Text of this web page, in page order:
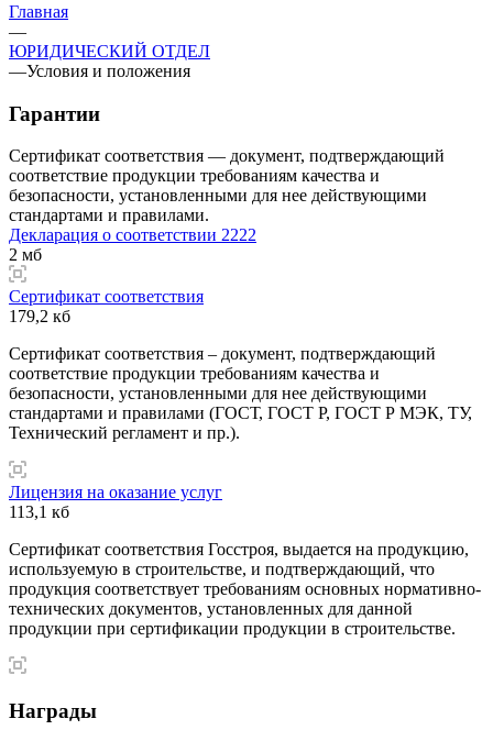
Главная
—
ЮРИДИЧЕСКИЙ ОТДЕЛ
—Условия и положения
Гарантии
Сертификат соответствия — документ, подтверждающий
соответствие продукции требованиям качества и
безопасности, установленными для нее действующими
стандартами и правилами.
Декларация о соответствии 2222
2 мб
Сертификат соответствия
179,2 кб
Сертификат соответствия – документ, подтверждающий
соответствие продукции требованиям качества и
безопасности, установленными для нее действующими
стандартами и правилами (ГОСТ, ГОСТ Р, ГОСТ Р МЭК, ТУ,
Технический регламент и пр.).
Лицензия на оказание услуг
113,1 кб
Сертификат соответствия Госстроя, выдается на продукцию,
используемую в строительстве, и подтверждающий, что
продукция соответствует требованиям основных нормативно-
технических документов, установленных для данной
продукции при сертификации продукции в строительстве.
Награды